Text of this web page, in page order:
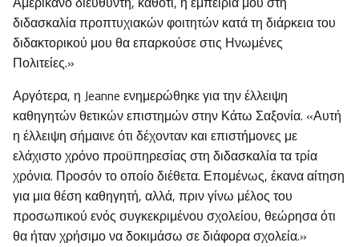
διδασκαλία προπτυχιακών φοιτητών κατά τη διάρκεια του
διδακτορικού μου θα επαρκούσε στις Ηνωμένες
Πολιτείες.»
Αργότερα, η Jeanne ενημερώθηκε για την έλλειψη
καθηγητών θετικών επιστημών στην Κάτω Σαξονία. «Αυτή
η έλλειψη σήμαινε ότι δέχονταν και επιστήμονες με
ελάχιστο χρόνο προϋπηρεσίας στη διδασκαλία τα τρία
χρόνια. Προσόν το οποίο διέθετα. Επομένως, έκανα αίτηση
για μια θέση καθηγητή, αλλά, πριν γίνω μέλος του
προσωπικού ενός συγκεκριμένου σχολείου, θεώρησα ότι
θα ήταν χρήσιμο να δοκιμάσω σε διάφορα σχολεία.»